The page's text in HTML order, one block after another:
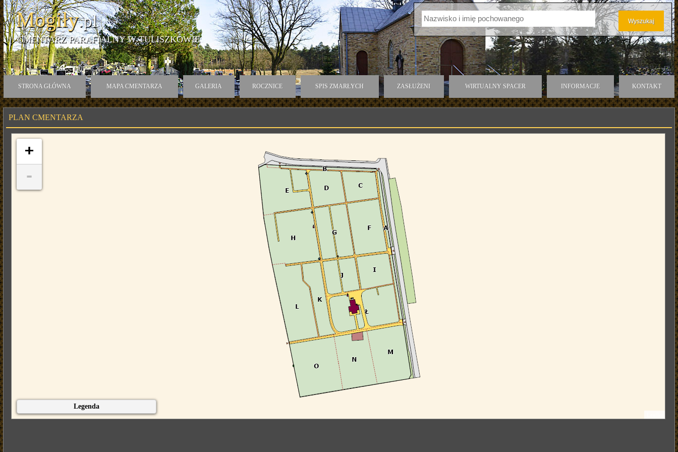
Mogiły.pl
CMENTARZ PARAFIALNY W TULISZKOWIE
STRONA GŁÓWNA MAPA CMENTARZA GALERIA ROCZNICE SPIS ZMARŁYCH ZASŁUŻENI WIRTUALNY SPACER INFORMACJE KONTAKT
PLAN CMENTARZA
Legenda
+
-